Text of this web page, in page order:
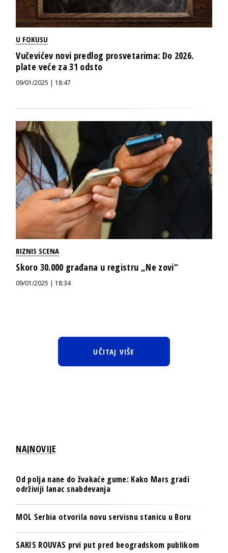
U FOKUSU
Vučevićev novi predlog prosvetarima: Do 2026.
plate veće za 31 odsto
09/01/2025 | 18:47
BIZNIS SCENA
Skoro 30.000 građana u registru „Ne zovi“
09/01/2025 | 18:34
UČITAJ VIŠE
NAJNOVIJE
Od polja nane do žvakaće gume: Kako Mars gradi
održiviji lanac snabdevanja
MOL Serbia otvorila novu servisnu stanicu u Boru
SAKIS ROUVAS prvi put pred beogradskom publikom